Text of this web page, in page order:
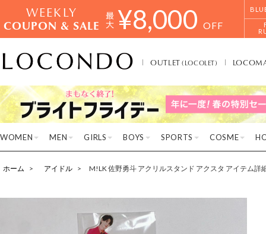
WEEKLY
COUPON & SALE ¥8,000 OFF
OUTLET(LOCOLET)
WOMEN MEN GIRLS BOYS SPORTS COSME
ホーム アイドル M!LK 佐野勇斗 アクリルスタンド アクスタ アイテム詳